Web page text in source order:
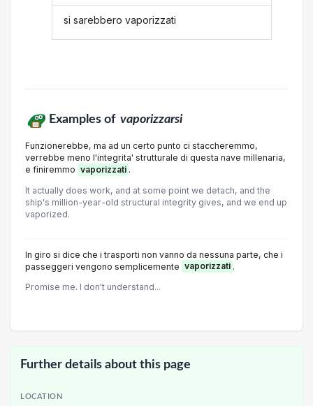
si sarebbero vaporizzati
Examples of vaporizzarsi
Funzionerebbe, ma ad un certo punto ci staccheremmo,
verrebbe meno l'integrita' strutturale di questa nave millenaria,
e finiremmo vaporizzati .
It actually does work, and at some point we detach, and the
ship's million-year-old structural integrity gives, and we end up
vaporized.
In giro si dice che i trasporti non vanno da nessuna parte, che i
passeggeri vengono semplicemente vaporizzati .
Promise me. I don't understand...
Further details about this page
LOCATION